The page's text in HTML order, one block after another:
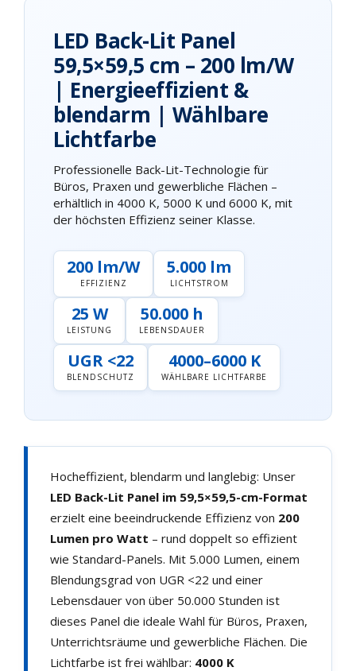
LED Back-Lit Panel
59,5×59,5 cm – 200 lm/W
| Energieeffizient &
blendarm | Wählbare
Lichtfarbe
Professionelle Back-Lit-Technologie für
Büros, Praxen und gewerbliche Flächen –
erhältlich in 4000 K, 5000 K und 6000 K, mit
der höchsten Effizienz seiner Klasse.
200 lm/W
EFFIZIENZ
5.000 lm
LICHTSTROM
25 W
LEISTUNG
50.000 h
LEBENSDAUER
UGR <22
BLENDSCHUTZ
4000–6000 K
WÄHLBARE LICHTFARBE
Hocheffizient, blendarm und langlebig: Unser
LED Back-Lit Panel im 59,5×59,5-cm-Format
erzielt eine beeindruckende Effizienz von 200
Lumen pro Watt – rund doppelt so effizient
wie Standard-Panels. Mit 5.000 Lumen, einem
Blendungsgrad von UGR <22 und einer
Lebensdauer von über 50.000 Stunden ist
dieses Panel die ideale Wahl für Büros, Praxen,
Unterrichtsräume und gewerbliche Flächen. Die
Lichtfarbe ist frei wählbar: 4000 K